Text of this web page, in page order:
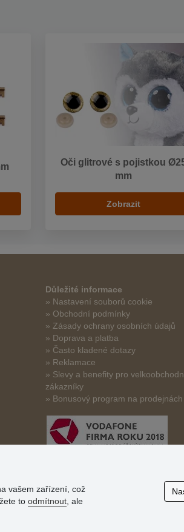
Oči glitrové s pojistkou
mm
Zobrazit
Důležité informace
» Nastavení souborů cookie
» Obchodní podmínky
» Zásady ochrany osobních údajů
» Doprava a platba
» Často kladené dotazy
» Reklamace
» Slevy a benefity pro
zákazníky
» Bonusový program na prodejnách
vašem zařízení, což
to odmítnout , ale